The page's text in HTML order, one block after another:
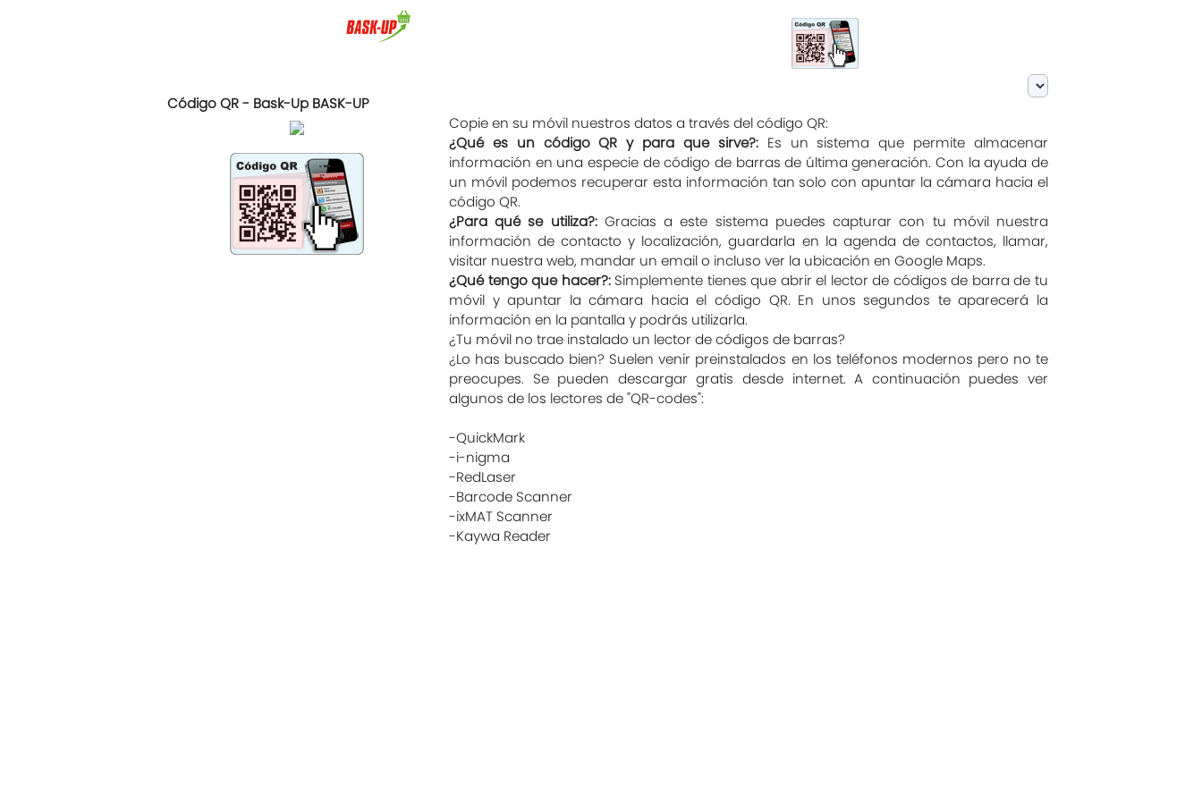
Código QR - Bask-Up BASK-UP
Copie en su móvil nuestros datos a través del código QR:
¿Qué es un código QR y para que sirve?:Es un sistema que permite almacenar
información en una especie de código de barras de última generación. Con la ayuda de
un móvil podemos recuperar esta información tan solo con apuntar la cámara hacia el
código QR.
¿Para qué se utiliza?:Gracias a este sistema puedes capturar con tu móvil nuestra
información de contacto y localización, guardarla en la agenda de contactos, llamar,
visitar nuestra web, mandar un email o incluso ver la ubicación en Google Maps.
¿Qué tengo que hacer?:Simplemente tienes que abrir el lector de códigos de barra de tu
móvil y apuntar la cámara hacia el código QR. En unos segundos te aparecerá la
información en la pantalla y podrás utilizarla.
¿Tu móvil no trae instalado un lector de códigos de barras?
¿Lo has buscado bien? Suelen venir preinstalados en los teléfonos modernos pero no te
preocupes. Se pueden descargar gratis desde internet. A continuación puedes ver
algunos de los lectores de "QR-codes":
-QuickMark
-i-nigma
-RedLaser
-Barcode Scanner
-ixMAT Scanner
-Kaywa Reader